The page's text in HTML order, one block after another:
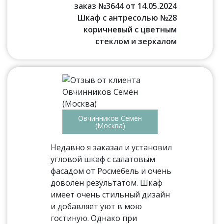
заказ №3644 от 14.05.2024
Шкаф с антресолью №28
коричневый с цветным
стеклом и зеркалом
Овчинников Семён
(Москва)
Недавно я заказал и установил
угловой шкаф с салатовым
фасадом от Росмебель и очень
доволен результатом. Шкаф
имеет очень стильный дизайн
и добавляет уют в мою
гостиную. Однако при